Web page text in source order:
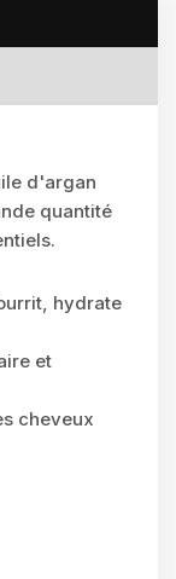
d'argan
quantité
hydrate
et
cheveux